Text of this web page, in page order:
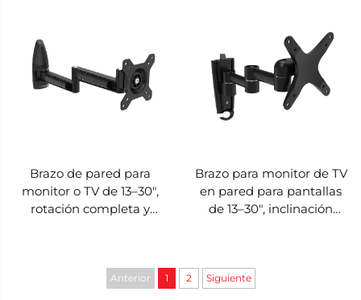
Brazo de pared para
monitor o TV de 13–30",
rotación completa y
Brazo para monitor de TV
en pared para pantallas
de 13–30", inclinación
Anterior 1 2 Siguiente